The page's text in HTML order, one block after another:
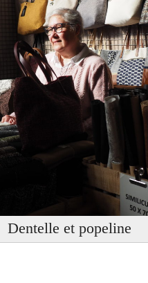
Dentelle et popeline